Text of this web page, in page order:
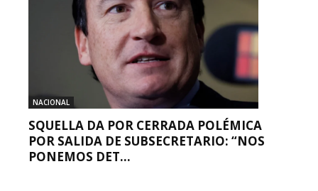
NACIONAL
SQUELLA DA POR CERRADA POLÉMICA
POR SALIDA DE SUBSECRETARIO: “NOS
PONEMOS DET...